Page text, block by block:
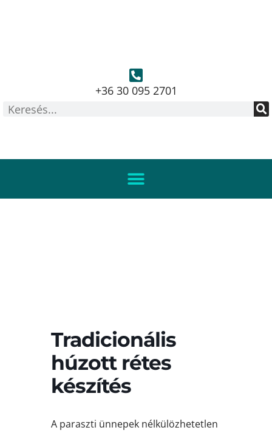
+36 30 095 2701
Tradicionális
húzott rétes
készítés
A paraszti ünnepek nélkülözhetetlen